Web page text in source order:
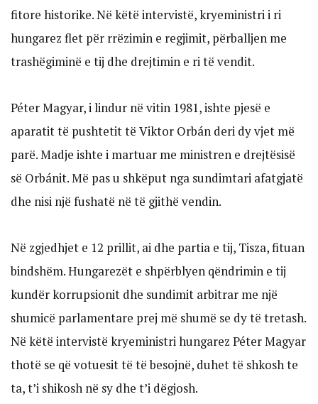
fitore historike. Në këtë intervistë, kryeministri i ri
hungarez flet për rrëzimin e regjimit, përballjen me
trashëgiminë e tij dhe drejtimin e ri të vendit.
Péter Magyar, i lindur në vitin 1981, ishte pjesë e
aparatit të pushtetit të Viktor Orbán deri dy vjet më
parë. Madje ishte i martuar me ministren e drejtësisë
së Orbánit. Më pas u shkëput nga sundimtari afatgjatë
dhe nisi një fushatë në të gjithë vendin.
Në zgjedhjet e 12 prillit, ai dhe partia e tij, Tisza, fituan
bindshëm. Hungarezët e shpërblyen qëndrimin e tij
kundër korrupsionit dhe sundimit arbitrar me një
shumicë parlamentare prej më shumë se dy të tretash.
Në këtë intervistë kryeministri hungarez Péter Magyar
thotë se që votuesit të të besojnë, duhet të shkosh te
ta, t’i shikosh në sy dhe t’i dëgjosh.